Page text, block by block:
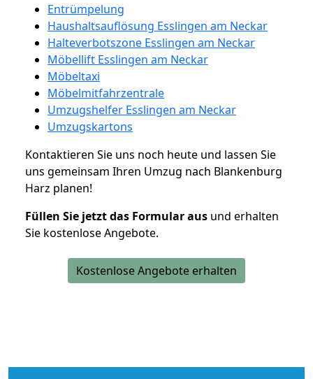
Entrümpelung
Haushaltsauflösung Esslingen am Neckar
Halteverbotszone Esslingen am Neckar
Möbellift Esslingen am Neckar
Möbeltaxi
Möbelmitfahrzentrale
Umzugshelfer Esslingen am Neckar
Umzugskartons
Kontaktieren Sie uns noch heute und lassen Sie
uns gemeinsam Ihren Umzug nach Blankenburg
Harz planen!
Füllen Sie jetzt das Formular aus und erhalten
Sie kostenlose Angebote.
Kostenlose Angebote erhalten